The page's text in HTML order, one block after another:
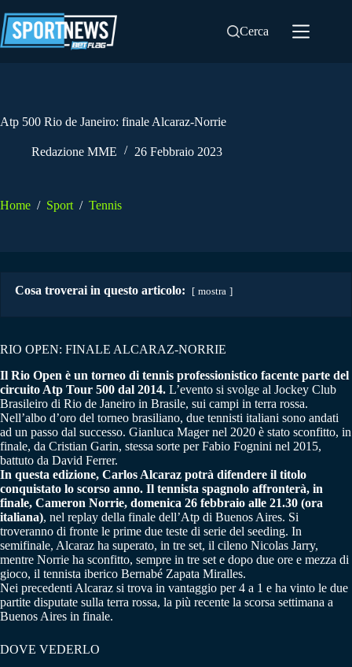
al
contenuto
Cerca
Atp 500 Rio de Janeiro: finale Alcaraz-Norrie
Redazione MME 26 Febbraio 2023
Home / Sport / Tennis
Cosa troverai in questo articolo: mostra
RIO OPEN: FINALE ALCARAZ-NORRIE
Il Rio Open è un torneo di tennis professionistico facente parte del
circuito Atp Tour 500 dal 2014. L’evento si svolge al Jockey Club
Brasileiro di Rio de Janeiro in Brasile, sui campi in terra rossa.
Nell’albo d’oro del torneo brasiliano, due tennisti italiani sono andati
ad un passo dal successo. Gianluca Mager nel 2020 è stato sconfitto, in
finale, da Cristian Garin, stessa sorte per Fabio Fognini nel 2015,
battuto da David Ferrer.
In questa edizione, Carlos Alcaraz potrà difendere il titolo
conquistato lo scorso anno. Il tennista spagnolo affronterà, in
finale, Cameron Norrie, domenica 26 febbraio alle 21.30 (ora
italiana), nel replay della finale dell’Atp di Buenos Aires. Si
troveranno di fronte le prime due teste di serie del seeding. In
semifinale, Alcaraz ha superato, in tre set, il cileno Nicolas Jarry,
mentre Norrie ha sconfitto, sempre in tre set e dopo due ore e mezza di
gioco, il tennista iberico Bernabé Zapata Miralles.
Nei precedenti Alcaraz si trova in vantaggio per 4 a 1 e ha vinto le due
partite disputate sulla terra rossa, la più recente la scorsa settimana a
Buenos Aires in finale.
DOVE VEDERLO